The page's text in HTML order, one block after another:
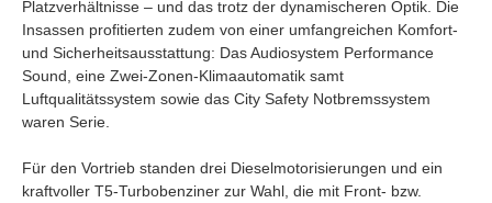
Platzverhältnisse – und das trotz der dynamischeren Optik. Die
Insassen profitierten zudem von einer umfangreichen Komfort-
und Sicherheitsausstattung: Das Audiosystem Performance
Sound, eine Zwei-Zonen-Klimaautomatik samt
Luftqualitätssystem sowie das City Safety Notbremssystem
waren Serie.
Für den Vortrieb standen drei Dieselmotorisierungen und ein
kraftvoller T5-Turbobenziner zur Wahl, die mit Front- bzw.